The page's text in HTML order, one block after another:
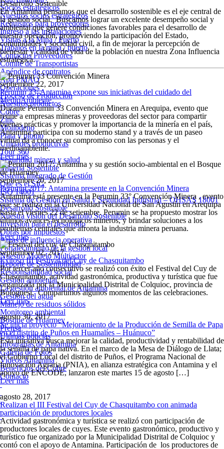
Socios estratégicos
Nuestros socios estratégicos
Requisitos para proveedores
Ingreso a las instalaciones
Visitas a la Mina / Puerto
Trabajos en la mina / puerto
Contactos Proveedores
Comité de Transportistas
Apéndice de contratos
App PMAO
Operaciones
Proceso de Producción
Nuestros productos
Cobre
Zinc
Molibdeno
Plata y plomo
Unidades productivas
Tour 360
Seguridad minera y salud
Minería Sostenible
Sistema Integrado de Gestión
Qué es el SIG
ISO 14001
Sistema de Gestión en Salud y Seguridad Industrial – OHSAS 18001
Desarrollo Sostenible
Nuestra visión del Desarrollo Sostenible
Inversión para el desarrollo
Obras por impuestos
Áreas de influencia operativa
Fortalecimiento de la gestión local
Nuestro Modelo Multiactor
Reporte de Sostenibilidad
Responsabilidad social
Gestión ambiental
La gestión ambiental de Antamina
Gestión del agua
Manejo de residuos sólidos
Monitoreo ambiental
Bosque de Huarmey
Prensa
Últimas noticias
Infografías de Antamina
Galería de Fotos
Videos Antamina
Beneficios del Cobre
Contacto
Desarrollo Sostenible
En Antamina pensamos que el desarrollo sostenible es el eje central de
la gestión social. Buscamos lograr un excelente desempeño social y
ambiental que genere condiciones favorables para el desarrollo de
nuestra operación, promoviendo la participación del Estado,
comunidades y sociedad civil, a fin de mejorar la percepción de
bienestar y calidad de vida de la población en nuestra Zona Influencia
estratégica.
septiembre 22, 2017
Perumin 33: Antamina expone sus iniciativas del cuidado del
MedioAmbiente
Durante Perumin 33 Convención Minera en Arequipa, evento que
reúne a empresas mineras y proveedoras del sector para compartir
buenas prácticas y promover la importancia de la minería en el país,
Antamina participa con su moderno stand y a través de un paseo
virtual da a conocer su compromiso con las personas y el
medioambiente.
Leer más
septiembre 20, 2017
Perumin 2017: Antamina presente en la Convención Minera
Antamina está presente en la Perumin 33° Convención Minera , evento
que se realiza en la Universidad Nacional de San Agustín en Arequipa
hasta el viernes 22 de setiembre. Perumin se ha propuesto mostrar los
últimos avances tecnológicos mineros, y brindar soluciones a los
problemas centrales que afronta la industria minera peruana.
Leer más
septiembre 02, 2017
Exitoso III Festival del Cuy de Chasquitambo
Por tercer año consecutivo se realizó con éxito el Festival del Cuy de
Chasquitambo, actividad gastronómica, productiva y turística que fue
organizada por la Municipalidad Distrital de Colquioc, provincia de
Bolognesi. Compartimos algunos momentos de las celebraciones.
Leer más
agosto 30, 2017
Se inicia proyecto “Mejoramiento de la Producción de Semilla de Papa
en el distrito de Puños en Huamalíes – Huánuco”
Esta iniciativa busca mejorar la calidad, productividad y rentabilidad de
la semilla de papa nativa. En el marco de la Mesa de Diálogo de Llata;
el Gobierno Local del distrito de Puños, el Programa Nacional de
Innovación Agraria (PNIA), en alianza estratégica con Antamina y el
apoyo de ENCODE, lanzaron este martes 15 de agosto […]
Leer más
agosto 28, 2017
Realizan el III Festival del Cuy de Chasquitambo con animada
participación de productores locales
Actividad gastronómica y turística se realizó con participación de
productores locales de cuyes. Este evento gastronómico, productivo y
turístico fue organizado por la Municipalidad Distrital de Colquioc y
contó con el apoyo de Antamina. Participación de los productores de